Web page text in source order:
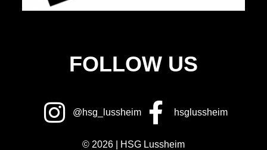
FOLLOW US
@hsg_lussheim hsglussheim
© 2026 | HSG Lussheim